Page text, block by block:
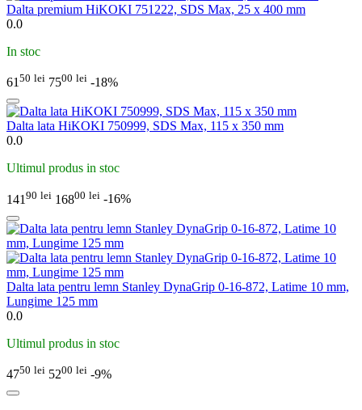
Dalta premium HiKOKI 751222, SDS Max, 25 x 400 mm
0.0
In stoc
61 50 lei 7500 lei -18%
Dalta lata HiKOKI 750999, SDS Max, 115 x 350 mm
0.0
Ultimul produs in stoc
141 90 lei 16800 lei -16%
Dalta lata pentru lemn Stanley DynaGrip 0-16-872, Latime 10 mm,
Lungime 125 mm
0.0
Ultimul produs in stoc
4750 lei 5200 lei -9%